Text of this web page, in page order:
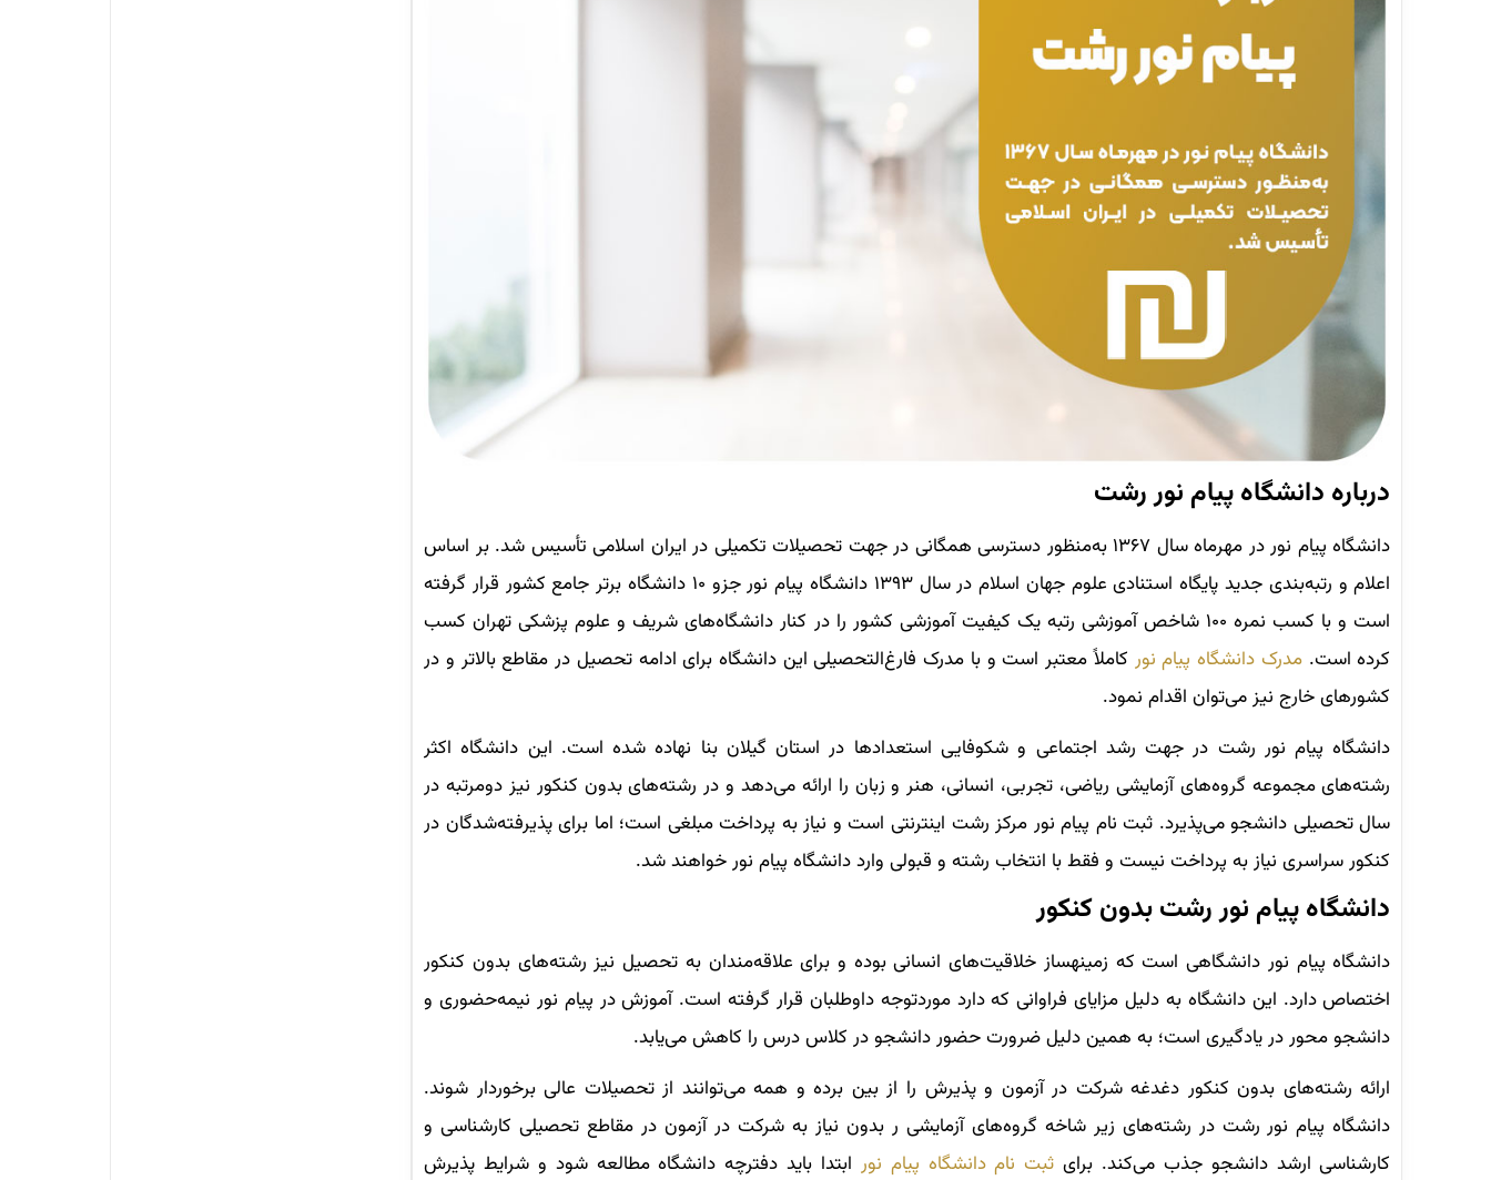
درباره دانشگاه پیام نور رشت
دانشگاه پیام نور در مهرماه سال ۱۳۶۷ به‌منظور دسترسی همگانی در جهت تحصیلات تکمیلی در ایران اسلامی تأسیس شد. بر اساس
اعلام و رتبه‌بندی جدید پایگاه استنادی علوم جهان اسلام در سال ۱۳۹۳ دانشگاه پیام نور جزو ۱۰ دانشگاه برتر جامع کشور قرار گرفته
است و با کسب نمره ۱۰۰ شاخص آموزشی رتبه یک کیفیت آموزشی کشور را در کنار دانشگاه‌های شریف و علوم پزشکی تهران کسب
کرده است.مدرک دانشگاه پیام نور کاملاً معتبر است و با مدرک فارغ‌التحصیلی این دانشگاه برای ادامه تحصیل در مقاطع بالاتر و در
کشورهای خارج نیز می‌توان اقدام نمود.
دانشگاه پیام نور رشت در جهت رشد اجتماعی و شکوفایی استعدادها در استان گیلان بنا نهاده شده است. این دانشگاه اکثر
رشته‌های مجموعه گروه‌های آزمایشی ریاضی، تجربی، انسانی، هنر و زبان را ارائه می‌دهد و در رشته‌های بدون کنکور نیز دومرتبه در
سال تحصیلی دانشجو می‌پذیرد. ثبت نام پیام نور مرکز رشت اینترنتی است و نیاز به پرداخت مبلغی است؛ اما برای پذیرفته‌شدگان در
کنکور سراسری نیاز به پرداخت نیست و فقط با انتخاب رشته و قبولی وارد دانشگاه پیام نور خواهند شد.
دانشگاه پیام نور رشت بدون کنکور
دانشگاه پیام نور دانشگاهی است که زمینه‏ساز خلاقیت‌های انسانی بوده و برای علاقه‌مندان به تحصیل نیز رشته‌های بدون کنکور
اختصاص دارد. این دانشگاه به دلیل مزایای فراوانی که دارد موردتوجه داوطلبان قرار گرفته است. آموزش در پیام نور نیمه‌حضوری و
دانشجو محور در یادگیری است؛ به همین دلیل ضرورت حضور دانشجو در کلاس درس را کاهش می‌یابد.
ارائه رشته‌های بدون کنکور دغدغه شرکت در آزمون و پذیرش را از بین برده و همه می‌توانند از تحصیلات عالی برخوردار شوند.
دانشگاه پیام نور رشت در رشته‌های زیر شاخه گروه‌های آزمایشی ر بدون نیاز به شرکت در آزمون در مقاطع تحصیلی کارشناسی و
کارشناسی ارشد دانشجو جذب می‌کند. برای ثبت نام دانشگاه پیام نور ابتدا باید دفترچه دانشگاه مطالعه شود و شرایط پذیرش